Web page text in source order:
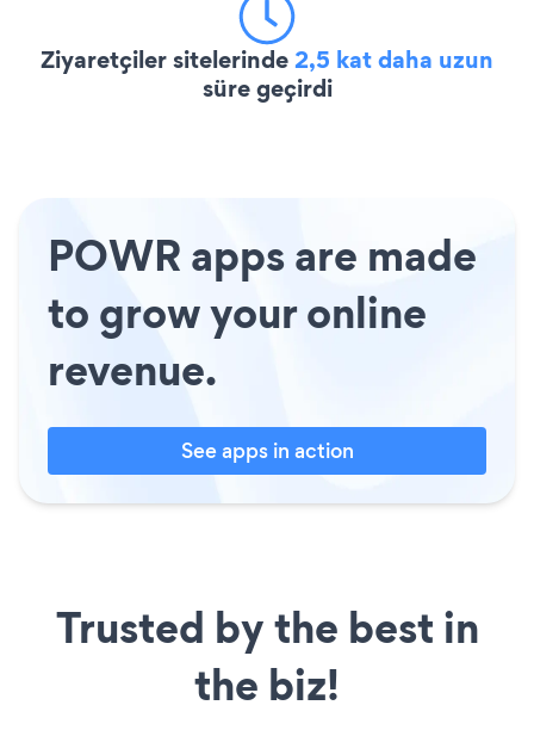
Ziyaretçiler sitelerinde2,5 kat daha uzun
süre geçirdi
POWR apps are made
to grow your online
revenue.
See apps in action
Trusted by the best in
the biz!